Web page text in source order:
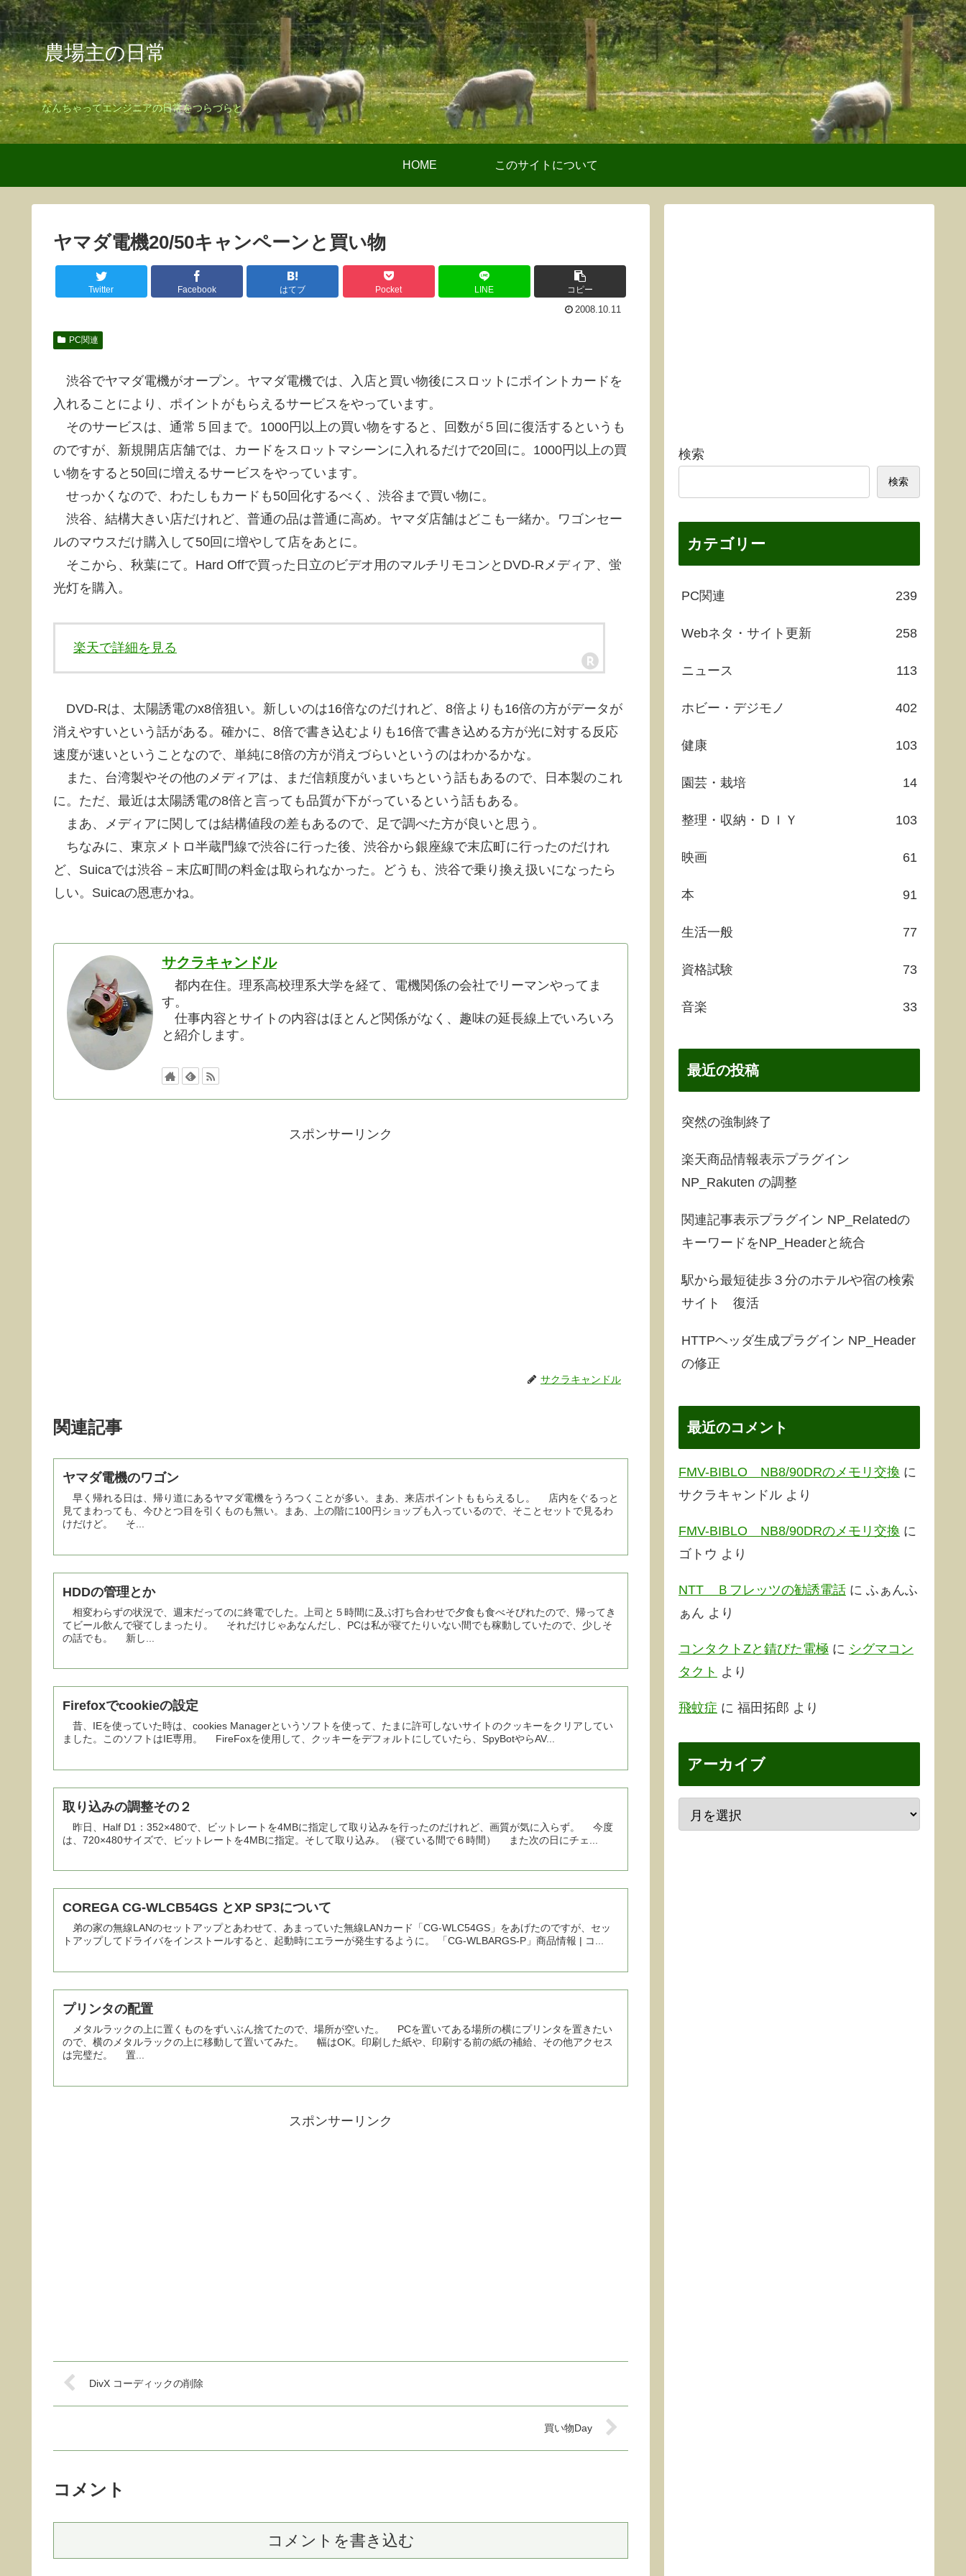
農場主の日常
なんちゃってエンジニアの日常をつらづらと
HOME このサイトについて
ヤマダ電機20/50キャンペーンと買い物
Twitter Facebook はてブ Pocket LINE コピー
2008.10.11
PC関連
渋谷でヤマダ電機がオープン。ヤマダ電機では、入店と買い物後にスロットにポイントカードを
入れることにより、ポイントがもらえるサービスをやっています。
そのサービスは、通常５回まで。1000円以上の買い物をすると、回数が５回に復活するというも
のですが、新規開店店舗では、カードをスロットマシーンに入れるだけで20回に。1000円以上の買
い物をすると50回に増えるサービスをやっています。
せっかくなので、わたしもカードも50回化するべく、渋谷まで買い物に。
渋谷、結構大きい店だけれど、普通の品は普通に高め。ヤマダ店舗はどこも一緒か。ワゴンセー
ルのマウスだけ購入して50回に増やして店をあとに。
そこから、秋葉にて。Hard Offで買った日立のビデオ用のマルチリモコンとDVD-Rメディア、蛍
光灯を購入。
楽天で詳細を見る
DVD-Rは、太陽誘電のx8倍狙い。新しいのは16倍なのだけれど、8倍よりも16倍の方がデータが
消えやすいという話がある。確かに、8倍で書き込むよりも16倍で書き込める方が光に対する反応
速度が速いということなので、単純に8倍の方が消えづらいというのはわかるかな。
また、台湾製やその他のメディアは、まだ信頼度がいまいちという話もあるので、日本製のこれ
に。ただ、最近は太陽誘電の8倍と言っても品質が下がっているという話もある。
まあ、メディアに関しては結構値段の差もあるので、足で調べた方が良いと思う。
ちなみに、東京メトロ半蔵門線で渋谷に行った後、渋谷から銀座線で末広町に行ったのだけれ
ど、Suicaでは渋谷－末広町間の料金は取られなかった。どうも、渋谷で乗り換え扱いになったら
しい。Suicaの恩恵かね。
サクラキャンドル
都内在住。理系高校理系大学を経て、電機関係の会社でリーマンやってま
す。
仕事内容とサイトの内容はほとんど関係がなく、趣味の延長線上でいろいろ
と紹介します。
スポンサーリンク
サクラキャンドル
関連記事
ヤマダ電機のワゴン
早く帰れる日は、帰り道にあるヤマダ電機をうろつくことが多い。まあ、来店ポイントももらえるし。 店内をぐるっと
見てまわっても、今ひとつ目を引くものも無い。まあ、上の階に100円ショップも入っているので、そことセットで見るわ
けだけど。 そ...
HDDの管理とか
相変わらずの状況で、週末だってのに終電でした。上司と５時間に及ぶ打ち合わせで夕食も食べそびれたので、帰ってき
てビール飲んで寝てしまったり。 それだけじゃあなんだし、PCは私が寝てたりいない間でも稼動していたので、少しそ
の話でも。 新し...
Firefoxでcookieの設定
昔、IEを使っていた時は、cookies Managerというソフトを使って、たまに許可しないサイトのクッキーをクリアしてい
ました。このソフトはIE専用。 FireFoxを使用して、クッキーをデフォルトにしていたら、SpyBotやらAV...
取り込みの調整その２
昨日、Half D1：352×480で、ビットレートを4MBに指定して取り込みを行ったのだけれど、画質が気に入らず。 今度
は、720×480サイズで、ビットレートを4MBに指定。そして取り込み。（寝ている間で６時間） また次の日にチェ...
COREGA CG-WLCB54GS とXP SP3について
弟の家の無線LANのセットアップとあわせて、あまっていた無線LANカード「CG-WLC54GS」をあげたのですが、セッ
トアップしてドライバをインストールすると、起動時にエラーが発生するように。 「CG-WLBARGS-P」商品情報 | コ...
プリンタの配置
メタルラックの上に置くものをずいぶん捨てたので、場所が空いた。 PCを置いてある場所の横にプリンタを置きたい
ので、横のメタルラックの上に移動して置いてみた。 幅はOK。印刷した紙や、印刷する前の紙の補給、その他アクセス
は完璧だ。 置...
スポンサーリンク
DivX コーディックの削除
買い物Day
コメント
コメントを書き込む
検索
検索
カテゴリー
PC関連 239
Webネタ・サイト更新 258
ニュース 113
ホビー・デジモノ 402
健康 103
園芸・栽培 14
整理・収納・ＤＩＹ 103
映画 61
本 91
生活一般 77
資格試験 73
音楽 33
最近の投稿
突然の強制終了
楽天商品情報表示プラグイン
NP_Rakuten の調整
関連記事表示プラグイン NP_Relatedの
キーワードをNP_Headerと統合
駅から最短徒歩３分のホテルや宿の検索
サイト 復活
HTTPヘッダ生成プラグイン NP_Header
の修正
最近のコメント
FMV-BIBLO NB8/90DRのメモリ交換 に
サクラキャンドル より
FMV-BIBLO NB8/90DRのメモリ交換 に
ゴトウ より
NTT Ｂフレッツの勧誘電話 に ふぁんふ
ぁん より
コンタクトZと錆びた電極 に シグマコン
タクト より
飛蚊症 に 福田拓郎 より
アーカイブ